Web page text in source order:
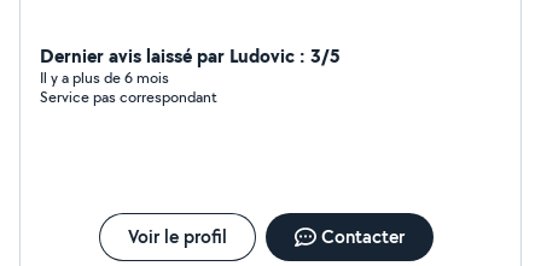
Dernier avis laissé par Ludovic : 3/5
Il y a plus de 6 mois
Service pas correspondant
Voir le profil Contacter